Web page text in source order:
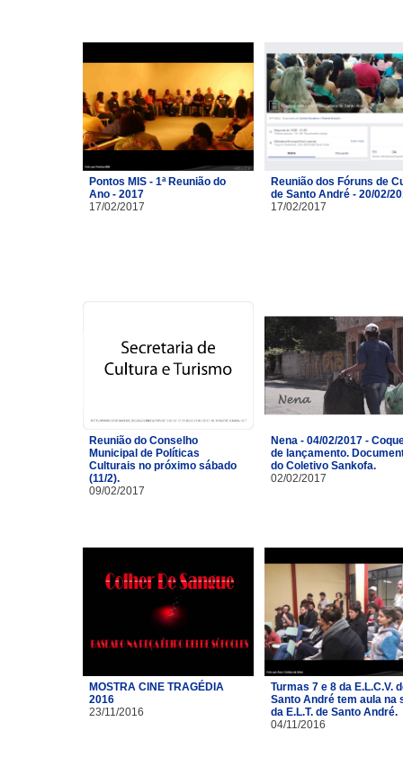
Pontos MIS - 1ª Reunião do
Ano - 2017
17/02/2017
Reunião dos Fóruns de
de Santo André - 20/02/
17/02/2017
Reunião do Conselho
Municipal de Políticas
Culturais no próximo sábado
(11/2).
09/02/2017
Nena - 04/02/2017 -
de lançamento.
do Coletivo Sankofa.
02/02/2017
MOSTRA CINE TRAGÉDIA
2016
23/11/2016
Turmas 7 e 8 da E.L.C.V.
Santo André tem aula na
da E.L.T. de Santo André.
04/11/2016